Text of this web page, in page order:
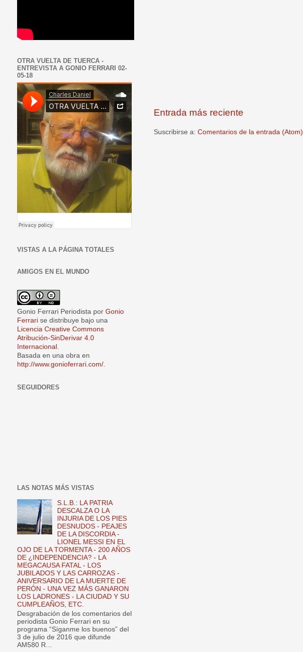
Entrada más reciente
Suscribirse a: Comentarios de la entrada (Atom)
OTRA VUELTA DE TUERCA -
ENTREVISTA A GONIO FERRARI 02-
05-18
VISTAS A LA PÁGINA TOTALES
AMIGOS EN EL MUNDO
Gonio Ferrari Periodista por Gonio
Ferrari se distribuye bajo una
Licencia Creative Commons
Atribución-SinDerivar 4.0
Internacional
Basada en una obra en
http://www.gonioferrari.com/
SEGUIDORES
LAS NOTAS MÁS VISTAS
S.L.B.: LA PATRIA
DESCALZA O LA
INJURIA DE LOS PIES
DESNUDOS - PEAJES
DE LA DISCORDIA -
LIONEL MESSI EN EL
OJO DE LA TORMENTA - 200 AÑOS
DE ¿INDEPENDENCIA? - LA
MEGACAUSA FATAL - LOS
JUBILADOS Y LAS CARROZAS -
ANIVERSARIO DE LA MUERTE DE
PERÓN - UNA VEZ MÁS GANARON
LOS LADRONES - LA CIUDAD Y SU
CUMPLEAÑOS, ETC.
Desgrabación de los comentarios del
periodista Gonio Ferrari en su
programa “Síganme los buenos” del
3 de julio de 2016 que difunde
AM580 R...